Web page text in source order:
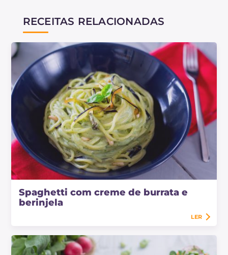
RECEITAS RELACIONADAS
Spaghetti com creme de burrata e
berinjela
LER